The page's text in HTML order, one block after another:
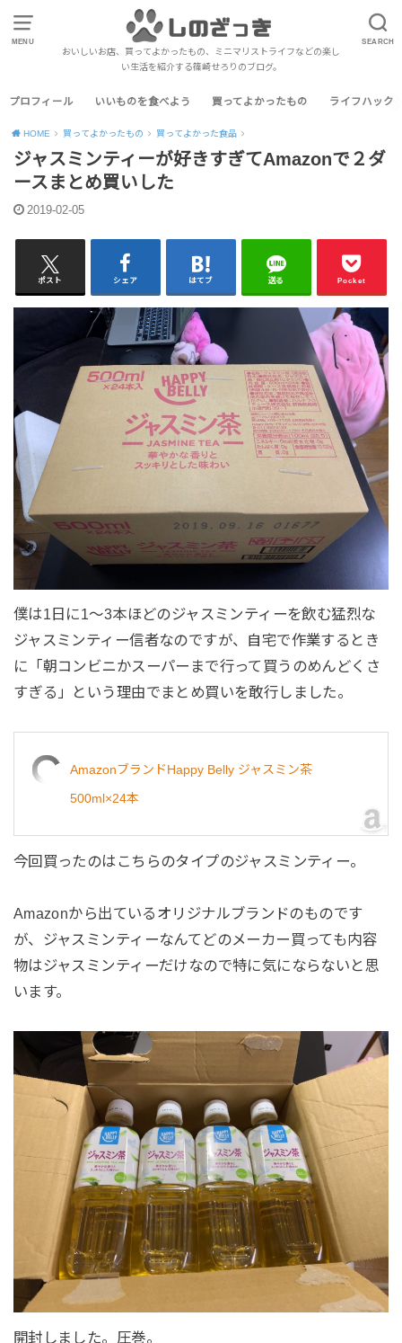
MENU SEARCH
おいしいお店、買ってよかったもの、ミニマリストライフなどの楽し
い生活を紹介する篠崎せろりのブログ。
プロフィール いいものを食べよう 買ってよかったもの ライフハック
HOME 買ってよかったもの 買ってよかった食品
ジャスミンティーが好きすぎてAmazonで２ダ
ースまとめ買いした
2019-02-05
ポスト シェア はてブ 送る Pocket
僕は1日に1〜3本ほどのジャスミンティーを飲む猛烈な
ジャスミンティー信者なのですが、自宅で作業するとき
に「朝コンビニかスーパーまで行って買うのめんどくさ
すぎる」という理由でまとめ買いを敢行しました。
AmazonブランドHappy Belly ジャスミン茶
500ml×24本
今回買ったのはこちらのタイプのジャスミンティー。
Amazonから出ているオリジナルブランドのものです
が、ジャスミンティーなんてどのメーカー買っても内容
物はジャスミンティーだけなので特に気にならないと思
います。
開封しました。圧巻。